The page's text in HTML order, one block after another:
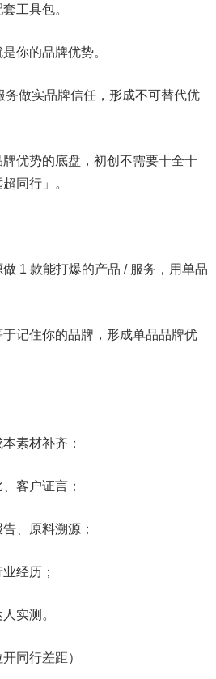
工具包。
你的品牌优势。
务做实品牌信任，形成不可替代优
优势的底盘，初创不需要十全十
同行」。
1 款能打爆的产品 / 服务，用单品
记住你的品牌，形成单品品牌优
素材补齐：
客户证言；
、原料溯源；
经历；
实测。
同行差距）